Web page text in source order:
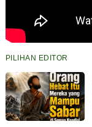
PILIHAN EDITOR